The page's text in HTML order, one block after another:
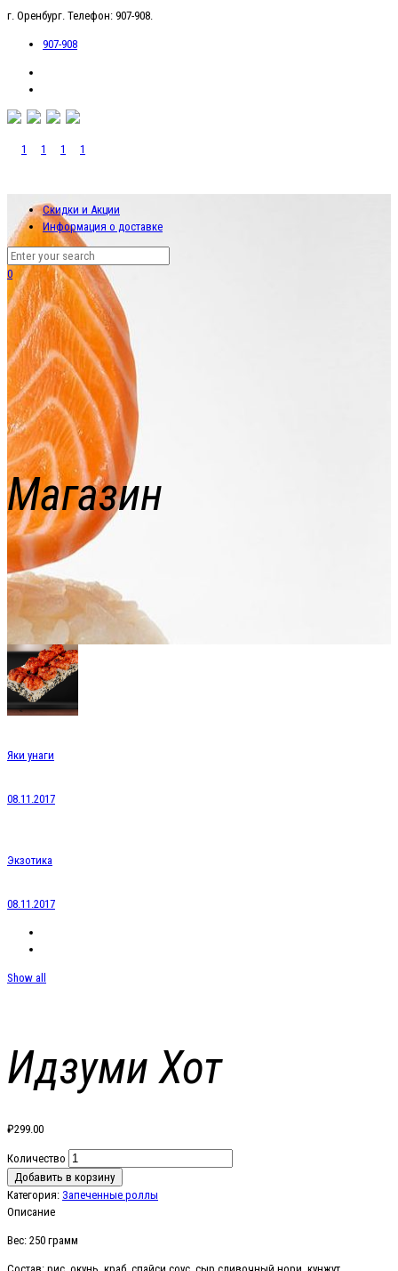
г. Оренбург. Телефон: 907-908.
907-908
Скидки и Акции
Информация о доставке
0
Магазин
Яки унаги
08.11.2017
Экзотика
08.11.2017
Show all
Идзуми Хот
₽299.00
Количество
Добавить в корзину
Категория: Запеченные роллы
Описание
Вес: 250 грамм